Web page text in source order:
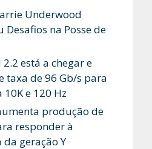
Underwood
Desafios na Posse de
2.2 está a chegar e
taxa de 96 Gb/s para
10K e 120 Hz
produção de
responder à
geração Y